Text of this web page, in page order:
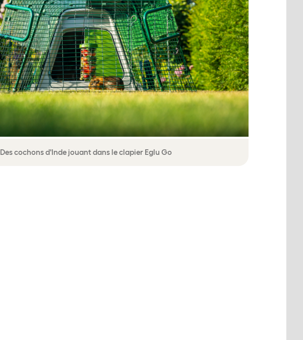
Des cochons d'Inde jouant dans le clapier Eglu Go